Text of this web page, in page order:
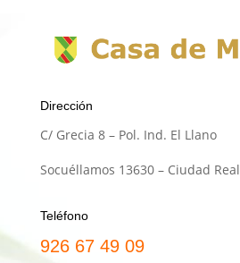
Dirección
C/ Grecia 8 – Pol. Ind. El Llano
Socuéllamos 13630 – Ciudad Real
Teléfono
926 67 49 09